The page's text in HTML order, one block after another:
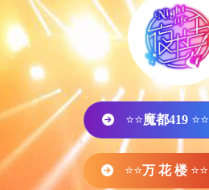
⭐⭐魔都419 ⭐⭐
⭐⭐万 花 楼 ⭐⭐